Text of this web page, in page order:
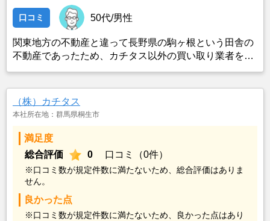
口コミ 50代/男性
関東地方の不動産と違って長野県の駒ヶ根という田舎の
不動産であったため、カチタス以外の買い取り業者をみ
も空き家の状態で不動産を残しておけないと考えて売却
を決めた。
（株）カチタス
本社所在地：群馬県桐生市
満足度
総合評価
0 口コミ（0件）
※口コミ数が規定件数に満たないため、総合評価はありま
せん。
良かった点
※口コミ数が規定件数に満たないため、良かった点はあり